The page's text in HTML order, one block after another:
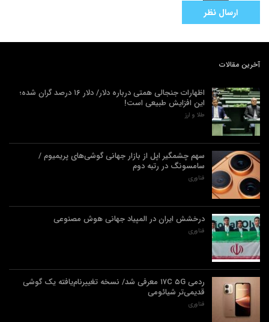
آخرین مقالات
اظهارات جنجالی همتی درباره دلار/ دلار ۱۶ درصد گران شده؛
این افزایش طبیعی است!
طلا و ارز
سهم چشمگیر اپل از بازار جهانی گوشی‌های پریمیوم /
سامسونگ در رتبه دوم
فناوری
درخشش ایران در المپیاد جهانی هوش مصنوعی
فناوری
ردمی ۱۷C ۵G معرفی شد/ نسخه تغییرنام‌یافته یک گوشی
قدیمی‌تر شیائومی
فناوری